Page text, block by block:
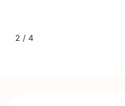
2 / von
4